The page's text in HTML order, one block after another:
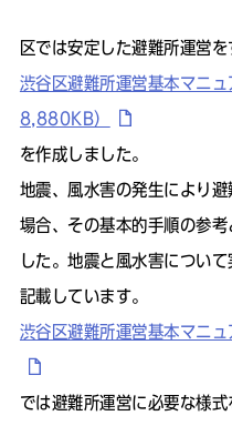
区では安定した避難所運営を
渋谷区避難所運営基本マニ
8,880KB）
を作成しました。
地震、風水害の発生により
場合、その基本的手順の参
した。地震と風水害につい
記載しています。
渋谷区避難所運営基本マニ
では避難所運営に必要な様式